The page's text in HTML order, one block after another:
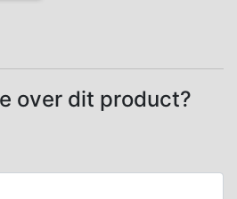
over dit product?